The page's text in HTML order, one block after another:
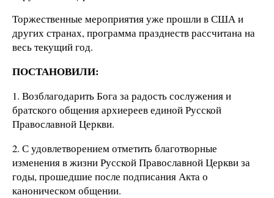
Торжественные мероприятия уже прошли в США и
других странах, программа празднеств рассчитана на
весь текущий год.
ПОСТАНОВИЛИ:
1. Возблагодарить Бога за радость сослужения и
братского общения архиереев единой Русской
Православной Церкви.
2. С удовлетворением отметить благотворные
изменения в жизни Русской Православной Церкви за
годы, прошедшие после подписания Акта о
каноническом общении.